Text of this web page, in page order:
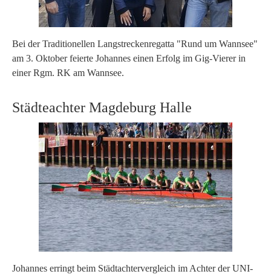
Bei der Traditionellen Langstreckenregatta "Rund um Wannsee"
am 3. Oktober feierte Johannes einen Erfolg im Gig-Vierer in
einer Rgm. RK am Wannsee.
Städteachter Magdeburg Halle
Johannes erringt beim Städtachtervergleich im Achter der UNI-